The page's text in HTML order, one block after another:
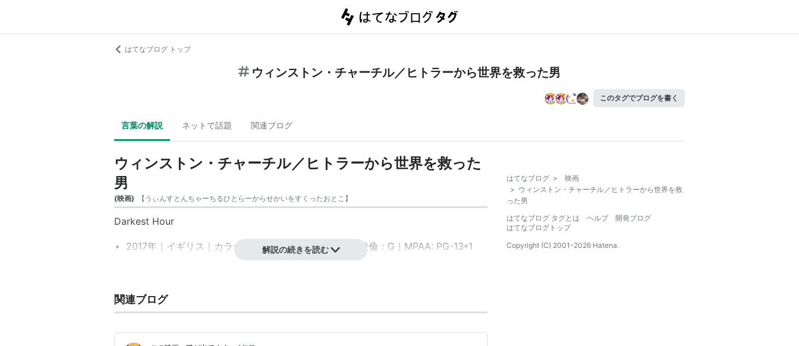
はてなブログ トップ
ウィンストン・チャーチル／ヒトラーから世界を救った男
このタグでブログを書く
言葉の解説 ネットで話題 関連ブログ
ウィンストン・チャーチル／ヒトラーから世界を救った
男
(映画) 【 うぃんすとんちゃーちるひとらーからせかいをすくったおとこ 】
Darkest Hour
2017年｜イギリス｜カラー｜125分｜画面比：1.85:1｜映倫：G｜MPAA: PG-13*1
監督：ジョー・ライト
製作：ティム・ビーヴァン、リサ・ブルース、エリック・フェルナー、アントソニ
ー・マッカーテン、ダグラス・アーバンスキー
解説の続きを読む
関連ブログ
はてなブログ >
映画
> ウィンストン・チャーチル／ヒトラーから世界を救
った男
はてなブログ タグとは
ヘルプ
開発ブログ
はてなブログトップ
Copyright (C) 2001-2026 Hatena.